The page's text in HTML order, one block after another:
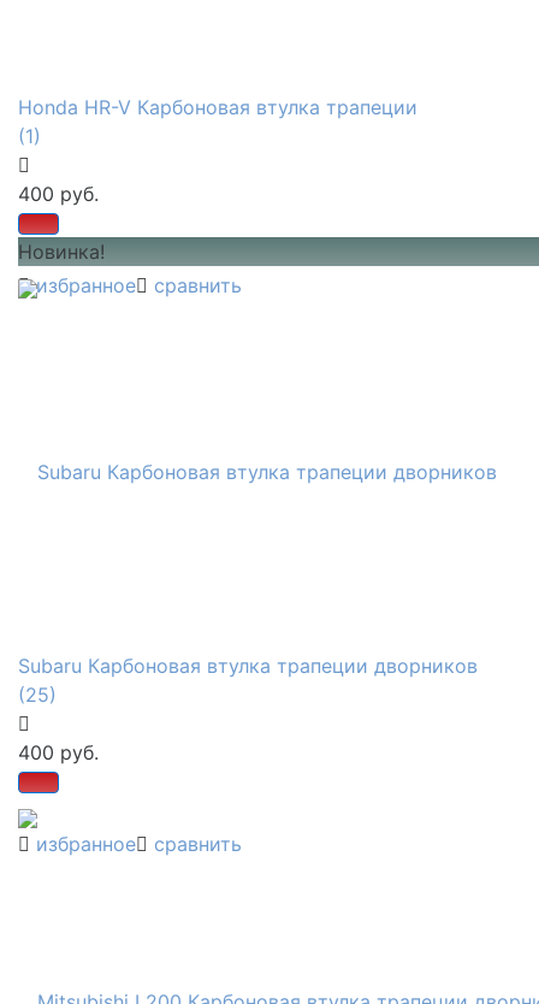
избранное сравнить
Honda HR-V Карбоновая втулка трапеции
(1)
400 руб.
Новинка!
избранное сравнить
Subaru Карбоновая втулка трапеции дворников
(25)
400 руб.